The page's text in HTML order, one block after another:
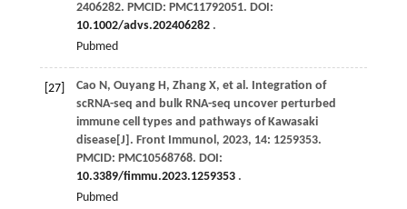
2406282. PMCID: PMC11792051. DOI:
10.1002/advs.202406282.
Pubmed
[27] Cao N, Ouyang H, Zhang X, et al. Integration of
scRNA-seq and bulk RNA-seq uncover perturbed
immune cell types and pathways of Kawasaki
disease[J]. Front Immunol, 2023, 14: 1259353.
PMCID: PMC10568768. DOI:
10.3389/fimmu.2023.1259353.
Pubmed